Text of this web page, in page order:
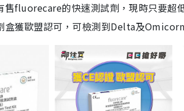
售fluorecare的快速測試劑，現時只要超
盒獲歐盟認可，可檢測到Delta及